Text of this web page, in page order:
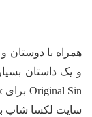
با دوستان و
لکسا شاپ